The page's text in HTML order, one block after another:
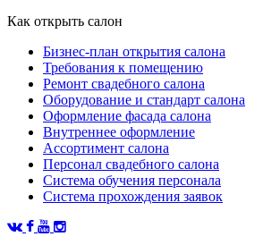
Как открыть салон
Бизнес-план открытия салона
Требования к помещению
Ремонт свадебного салона
Оборудование и стандарт салона
Оформление фасада салона
Внутреннее оформление
Ассортимент салона
Персонал свадебного салона
Система обучения персонала
Система прохождения заявок